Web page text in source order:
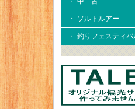
・ ソルトルアー
・ 釣りフェスティバ